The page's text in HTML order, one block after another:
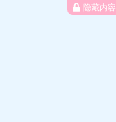
隐藏内容